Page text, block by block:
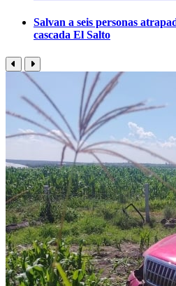
Salvan a seis personas
cascada El Salto